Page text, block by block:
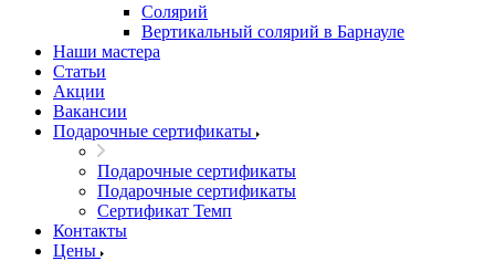
Солярий
Вертикальный солярий в Барнауле
Наши мастера
Статьи
Акции
Вакансии
Подарочные сертификаты
Подарочные сертификаты
Подарочные сертификаты
Сертификат Темп
Контакты
Цены